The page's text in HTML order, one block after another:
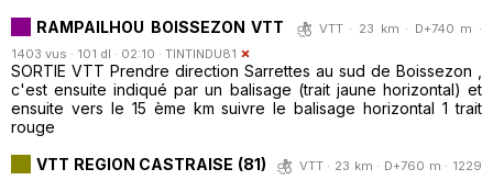
RAMPAILHOU BOISSEZON VTT
VTT · 23 km · D+740 m ·
1403 vus · 101 dl · 02:10 · TINTINDU81
SORTIE VTT Prendre direction Sarrettes au sud de Boissezon ,
c'est ensuite indiqué par un balisage (trait jaune horizontal) et
ensuite vers le 15 ème km suivre le balisage horizontal 1 trait
rouge
VTT REGION CASTRAISE (81)
VTT · 23 km · D+760 m · 1229